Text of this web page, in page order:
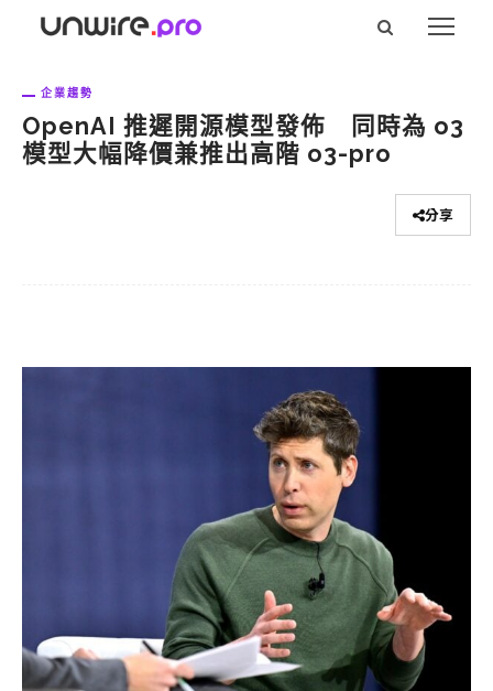
企業趨勢
OpenAI 推遲開源模型發佈 同時為 o3
模型大幅降價兼推出高階 o3-pro
分享